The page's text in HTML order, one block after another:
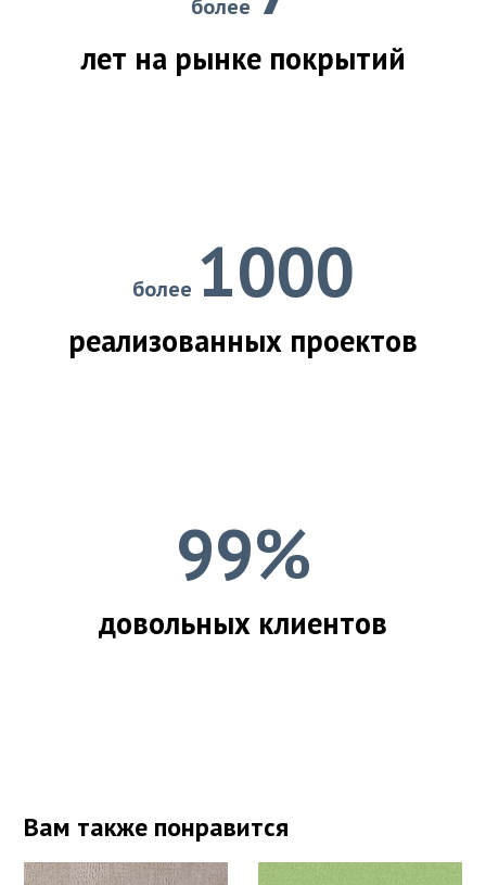
более
лет на рынке покрытий
более 1000
реализованных проектов
99%
довольных клиентов
Вам также понравится